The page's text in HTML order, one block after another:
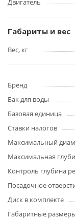
Двигатель
Габариты и вес
Вес, кг
Бренд
Бак для воды
Базовая единица
Ставки налогов
Максимальный
Максимальная
Контроль глубина
Посадочное
Диск в комплекте
Габаритные